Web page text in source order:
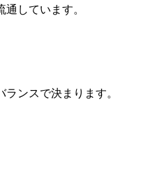
しています。
ンスで決まります。